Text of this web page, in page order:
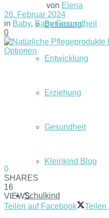
Betreuung
Entwicklung
Erziehung
Gesundheit
Kleinkind Blog
Schulkind
von Elena
26. Februar 2024
in Baby, Baby Gesundheit
0
0
SHARES
16
VIEWS
Teilen auf Facebook
Teilen